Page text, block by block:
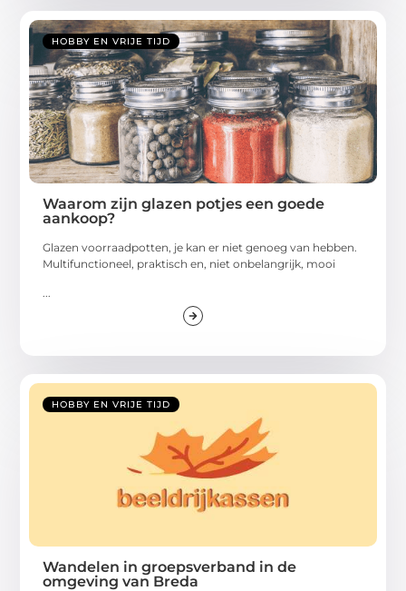
HOBBY EN VRIJE TIJD
Waarom zijn glazen potjes een goede
aankoop?
Glazen voorraadpotten, je kan er niet genoeg van hebben.
Multifunctioneel, praktisch en, niet onbelangrijk, mooi
...
HOBBY EN VRIJE TIJD
Wandelen in groepsverband in de
omgeving van Breda